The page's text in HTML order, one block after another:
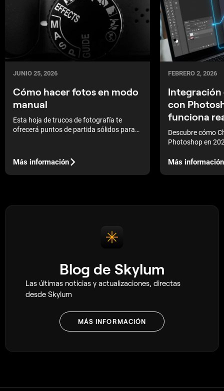
JUNIO 25, 2026
Cómo hacer fotos en modo
manual
Esta hoja de trucos de fotografía te
ofrecerá puntos de partida sólidos para
modo manual? Usa nuestra hoja de
trucos con configuraciones manuales de
cámara.
Más información
FEBRERO 2, 2026
Integración
con
funciona
Descubre cómo
Photoshop en
manual con
Más información
Blog de Skylum
Las últimas noticias y actualizaciones, directas
desde Skylum
MÁS INFORMACIÓN